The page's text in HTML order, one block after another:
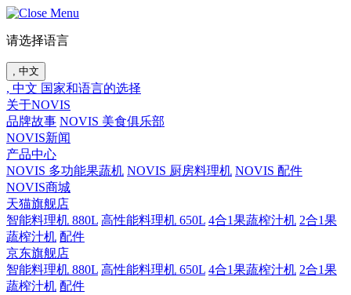
请选择语言
, 中文
, 中文 国家和语言的选择
关于NOVIS
品牌故事 NOVIS 美食俱乐部
NOVIS新闻
产品中心
NOVIS 多功能果蔬机 NOVIS 厨房料理机 NOVIS 配件
NOVIS商城
天猫旗舰店
智能料理机 880L 高性能料理机 650L 4合1果蔬榨汁机 2合1果
蔬榨汁机 配件
京东旗舰店
智能料理机 880L 高性能料理机 650L 4合1果蔬榨汁机 2合1果
蔬榨汁机 配件